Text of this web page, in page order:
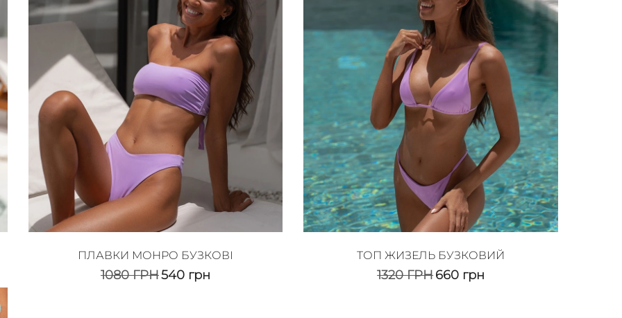
ПЛАВКИ МОНРО БУЗКОВІ
1080ГРН540 грн
ТОП ЖИЗЕЛЬ БУЗКОВИЙ
1320ГРН660 грн